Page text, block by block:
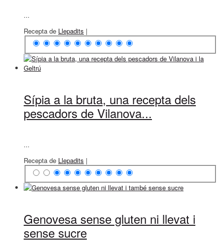
...
Recepta de Llepadits |
Sípia a la bruta, una recepta dels
pescadors de Vilanova...
...
Recepta de Llepadits |
Genovesa sense gluten ni llevat i
sense sucre